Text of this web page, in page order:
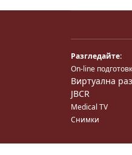
Разгледайте:
On-line
Виртуална
JBCR
Medical TV
Снимки